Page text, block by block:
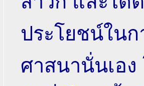
ประโยชน์ใน
ศาสนานั่นเอ